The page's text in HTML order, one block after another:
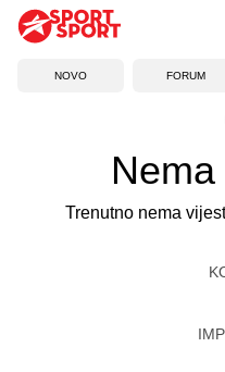
NOVO FORUM
Trenutno nema